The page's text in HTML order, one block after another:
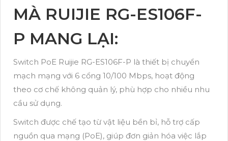
MÀ RUIJIE RG-ES106F-
P MANG LẠI:
Switch PoE Ruijie RG-ES106F-P là thiết bị chuyển
mạch mạng với 6 cổng 10/100 Mbps, hoạt động
theo cơ chế không quản lý, phù hợp cho nhiều nhu
cầu sử dụng.
Switch được chế tạo từ vật liệu bền bỉ, hỗ trợ cấp
nguồn qua mạng (PoE), giúp đơn giản hóa việc lắp